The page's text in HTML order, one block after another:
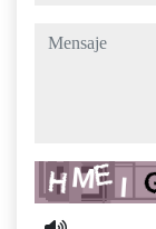
mensaje
Captcha